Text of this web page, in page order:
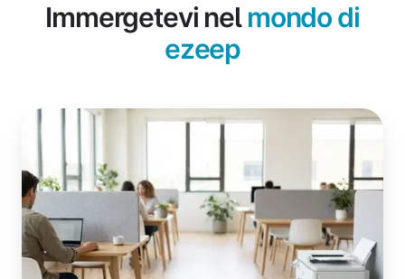
Immergetevi nelmondo di
ezeep
Cos'è
stampa
cloud?